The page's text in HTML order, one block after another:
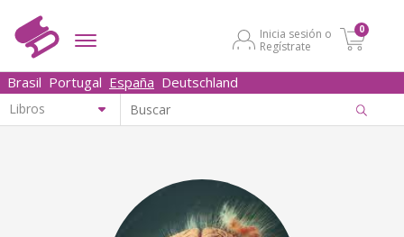
Inicia sesión o
Regístrate
0
Brasil Portugal España Deutschland